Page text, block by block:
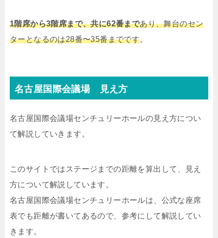
1階席から3階席まで、共に62番まであり、舞台のセン
ターとなるのは28番〜35番までです。
名古屋国際会議場 見え方
名古屋国際会議場センチュリーホールの見え方につい
て解説していきます。
このサイトではステージまでの距離を算出して、見え
方について解説しています。
名古屋国際会議場センチュリーホールは、公式な座席
表でも距離が書いてあるので、参考にして解説してい
きます。